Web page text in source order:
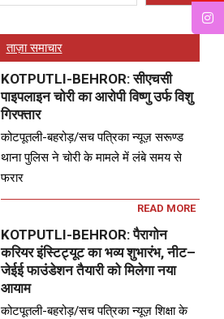
ताज़ा समाचार
KOTPUTLI-BEHROR: सीएचसी
पाइपलाइन चोरी का आरोपी विष्णु उर्फ विशु
गिरफ्तार
कोटपूतली-बहरोड़/सच पत्रिका न्यूज़ सरूण्ड
थाना पुलिस ने चोरी के मामले में लंबे समय से
फरार
READ MORE
KOTPUTLI-BEHROR: पैरागोन
करियर इंस्टिट्यूट का भव्य शुभारंभ, नीट–
जेईई फाउंडेशन तैयारी को मिलेगा नया
आयाम
कोटपूतली-बहरोड़/सच पत्रिका न्यूज़ शिक्षा के